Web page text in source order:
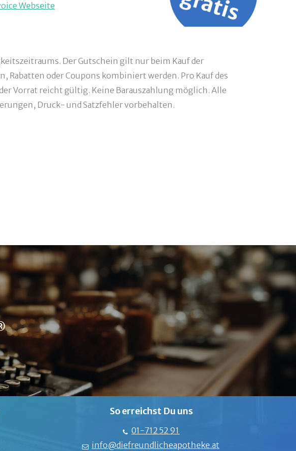
Webseite
Der Gutschein gilt nur beim Kauf der
oder Coupons kombiniert werden. Pro Kauf des
Vorrat reicht gültig. Keine Barauszahlung möglich. Alle
Druck- und Satzfehler vorbehalten.
So erreichst Du uns
01-712 52 91
info@diefreundlicheapotheke.at